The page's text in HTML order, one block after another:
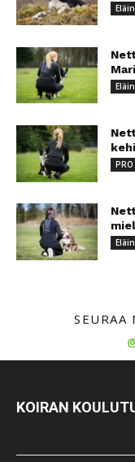
PRO
SEURAA
KOIRAN